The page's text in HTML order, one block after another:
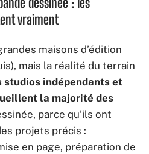
vraiment
maisons d’édition
mais la réalité du terrain
studios indépendants et
la majorité des
parce qu’ils ont
projets précis :
en page, préparation de